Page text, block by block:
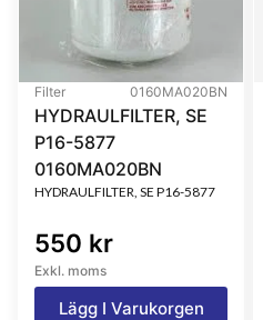
Filter 0160MA020BN
HYDRAULFILTER, SE
P16-5877
0160MA020BN
HYDRAULFILTER, SE P16-5877
550 kr
Exkl. moms
Lägg I Varukorgen